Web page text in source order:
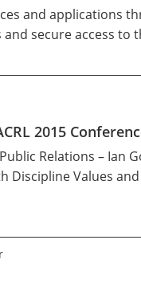
and applications
and secure access
2015
Relations – Ian
Values